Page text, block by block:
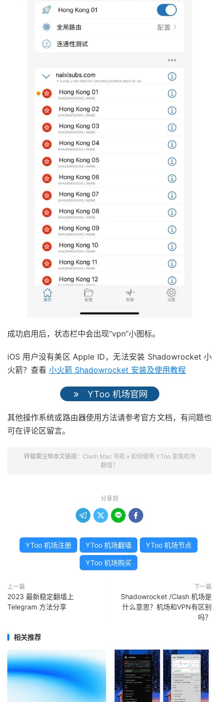
成功启用后，状态栏中会出现“vpn”小图标。
iOS 用户没有美区 Apple ID，无法安装 Shadowrocket 小
火箭？查看 小火箭 Shadowrocket 安装及使用教程
YToo 机场官网
其他操作系统或路由器使用方法请参考官方文档，有问题也
可在评论区留言。
转载需注明本文链接： Clash Mac 导航» 如何使用 YToo 歪兔机场
翻墙？
分享到
   
YToo 机场注册 YToo 机场翻墙 YToo 机场节点
YToo 机场购买
上一篇
2023 最新稳定翻墙上
Telegram 方法分享
下一篇
Shadowrocket /Clash 机场是
什么意思？机场和VPN有区别
吗？
相关推荐